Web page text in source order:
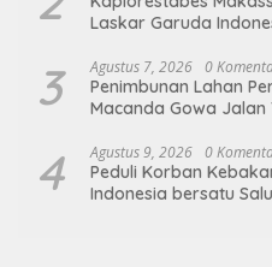
Laskar Garuda
3 Agustus 7, 2026 0
Penimbunan Lahan
Macanda Gowa Jalan
4 Agustus 9, 2026 0
Peduli Korban
Indonesia bersatu